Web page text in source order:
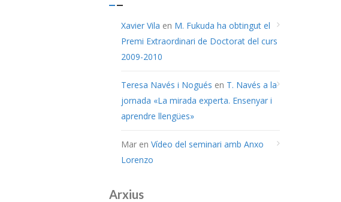
Xavier Vila en M. Fukuda ha obtingut el
Premi Extraordinari de Doctorat del curs
2009-2010
Teresa Navés i Nogués en T. Navés a la
jornada «La mirada experta. Ensenyar i
aprendre llengües»
Mar en Vídeo del seminari amb Anxo
Lorenzo
Arxius